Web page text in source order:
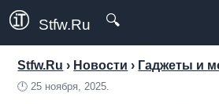
Stfw.Ru 🔍
Stfw.Ru › Новости › Гаджеты и
🕛25 ноября, 2025.